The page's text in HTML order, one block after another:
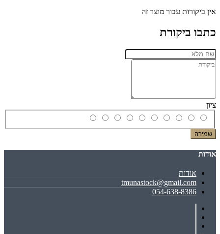
אין ביקורות עבור מוצר זה
כתבו ביקורת
ציון
שמירה
אודות
אודות
tmunastock@gmail.com
054-638-8386